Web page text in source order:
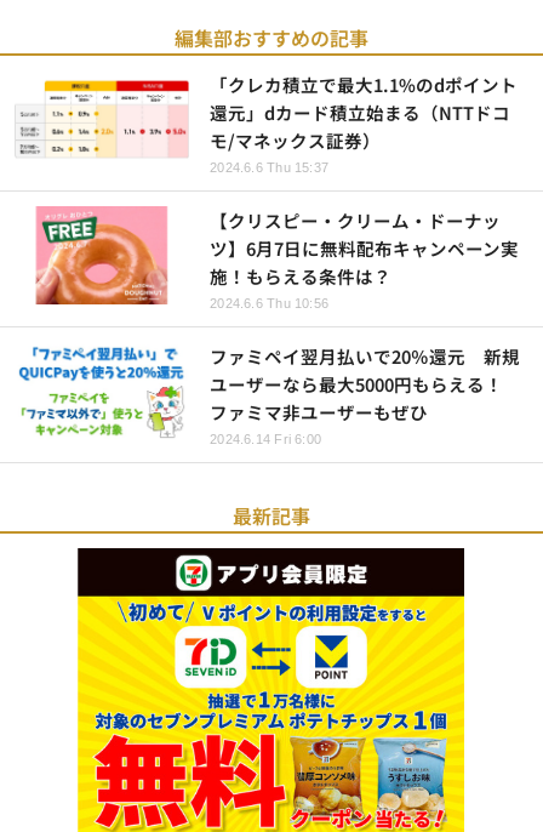
編集部おすすめの記事
「クレカ積立で最大1.1%のdポイント
還元」dカード積立始まる（NTTドコ
モ/マネックス証券）
2024.6.6 Thu 15:37
【クリスピー・クリーム・ドーナッ
ツ】6月7日に無料配布キャンペーン実
施！もらえる条件は？
2024.6.6 Thu 10:56
ファミペイ翌月払いで20％還元 新規
ユーザーなら最大5000円もらえる！
ファミマ非ユーザーもぜひ
2024.6.14 Fri 6:00
最新記事